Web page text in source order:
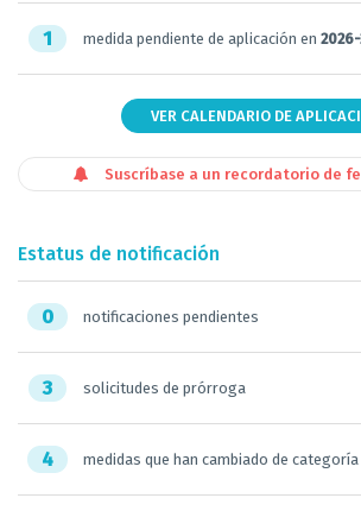
1 medida pendiente de aplicación en
VER CALENDARIO DE
Suscríbase a un recordatorio de
Estatus de notificación
0 notificaciones pendientes
3 solicitudes de prórroga
4 medidas que han cambiado de categoría